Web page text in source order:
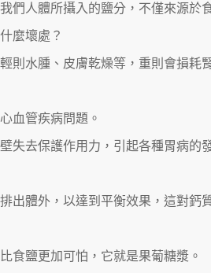
們人體所攝入的鹽分，不僅來源於
麼壞處？
則水腫、皮膚乾燥等，重則會損耗
血管疾病問題。
失去保護作用力，引起各種胃病的
出體外，以達到平衡效果，這對鈣
食鹽更加可怕，它就是果葡糖漿。